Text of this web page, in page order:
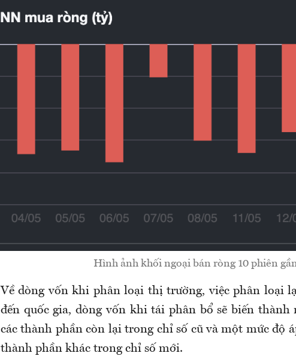
Hình ảnh khối ngoại bán ròng 10 phiên
Về dòng vốn khi phân loại thị trường, việc phân loại
đến quốc gia, dòng vốn khi tái phân bổ sẽ biến
các thành phần còn lại trong chỉ số cũ và một mức độ
thành phần khác trong chỉ số mới.